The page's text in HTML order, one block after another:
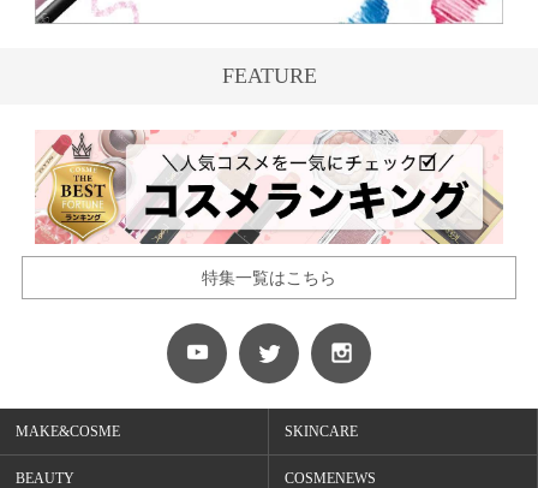
FEATURE
特集一覧はこちら
MAKE&COSME SKINCARE
BEAUTY COSMENEWS